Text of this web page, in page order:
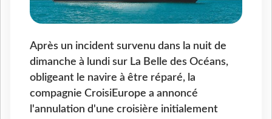
Après un incident survenu dans la nuit de
dimanche à lundi sur La Belle des Océans,
obligeant le navire à être réparé, la
compagnie CroisiEurope a annoncé
l'annulation d'une croisière initialement